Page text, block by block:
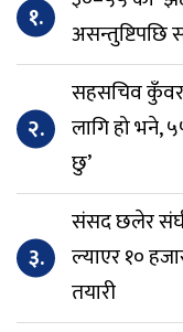
१.
असन्तुष्टिपछि
२.
सहसचिव
लागि हो भने,
छु’
३.
संसद छलेर
ल्याएर १०
तयारी